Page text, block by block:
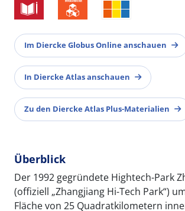
Im Diercke Globus Online anschauen
In Diercke Atlas anschauen
Zu den Diercke Atlas Plus-Materialien
Überblick
Der 1992 gegründete Hightech-Park
(offiziell „Zhangjiang Hi-Tech Park“)
Fläche von 25 Quadratkilometern